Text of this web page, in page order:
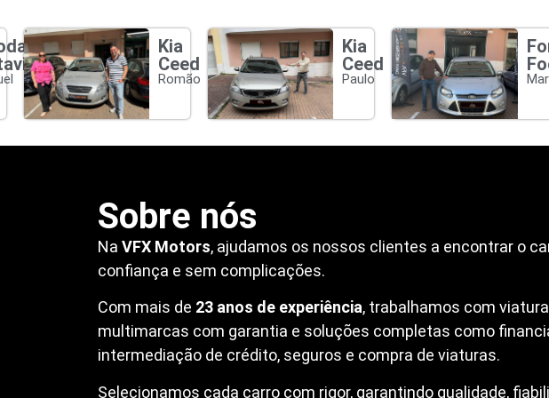
Kia
Ceed
Romão
Kia
Ceed
Paulo
Sobre nós
Na VFX Motors, ajudamos os nossos clientes a encontrar o
confiança e sem complicações.
Com mais de 23 anos de experiência, trabalhamos com
multimarcas com garantia e soluções completas como
intermediação de crédito, seguros e compra de viaturas.
Selecionamos cada carro com rigor, garantindo qualidade,